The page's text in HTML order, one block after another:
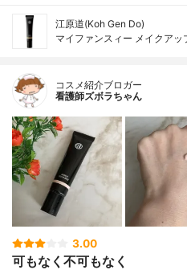
ナ、ヒド
ルセスキ
江原道(Koh Gen Do)
マイファンスィー メイクアッ
コスメ紹介ブロガー
看護師ズボラちゃん
3.00
可もなく不可もなく